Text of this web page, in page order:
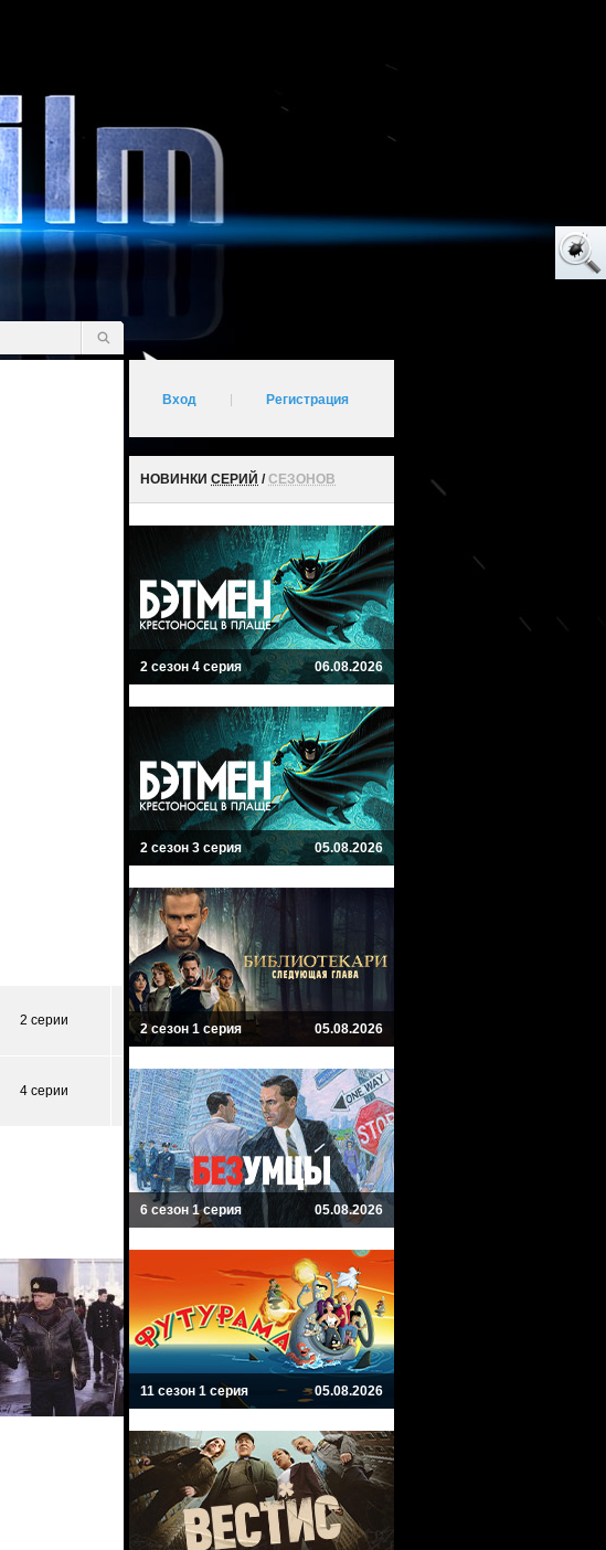
2 серии
4 серии
Вход Регистрация
НОВИНКИ СЕРИЙ /СЕЗОНОВ
2 сезон 4 серия 06.08.2026
2 сезон 3 серия 05.08.2026
2 сезон 1 серия 05.08.2026
6 сезон 1 серия 05.08.2026
11 сезон 1 серия 05.08.2026